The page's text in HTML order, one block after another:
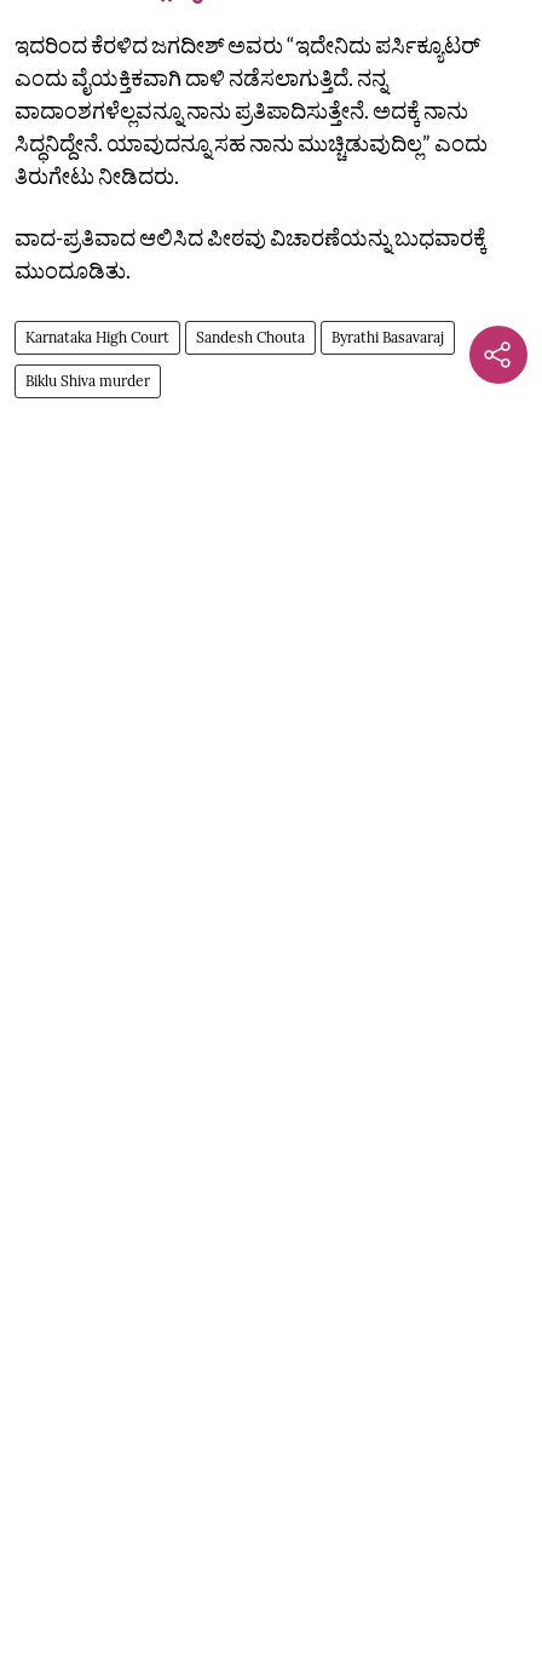
ಇದರಿಂದ ಕೆರಳಿದ ಜಗದೀಶ್‌ ಅವರು “ಇದೇನಿದು ಪರ್ಸಿಕ್ಯೂಟರ್‌
ಎಂದು ವೈಯಕ್ತಿಕವಾಗಿ ದಾಳಿ ನಡೆಸಲಾಗುತ್ತಿದೆ. ನನ್ನ
ವಾದಾಂಶಗಳೆಲ್ಲವನ್ನೂ ನಾನು ಪ್ರತಿಪಾದಿಸುತ್ತೇನೆ. ಅದಕ್ಕೆ ನಾನು
ಸಿದ್ಧನಿದ್ದೇನೆ. ಯಾವುದನ್ನೂ ಸಹ ನಾನು ಮುಚ್ಚಿಡುವುದಿಲ್ಲ” ಎಂದು
ತಿರುಗೇಟು ನೀಡಿದರು.
ವಾದ-ಪ್ರತಿವಾದ ಆಲಿಸಿದ ಪೀಠವು ವಿಚಾರಣೆಯನ್ನು ಬುಧವಾರಕ್ಕೆ
ಮುಂದೂಡಿತು.
Karnataka High Court Sandesh Chouta Byrathi Basavaraj
Biklu Shiva murder